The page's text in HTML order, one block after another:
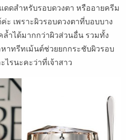
ดสำหรับรอบดวงตา หรืออายครีม
ะ เพราะผิวรอบดวงตาที่บอบบาง
ล้ำได้มากกว่าผิวส่วนอื่น รวมทั้ง
าทรีทเม้นต์ช่วยยกกระชับผิวรอบ
ไรนะคะว่าที่เจ้าสาว